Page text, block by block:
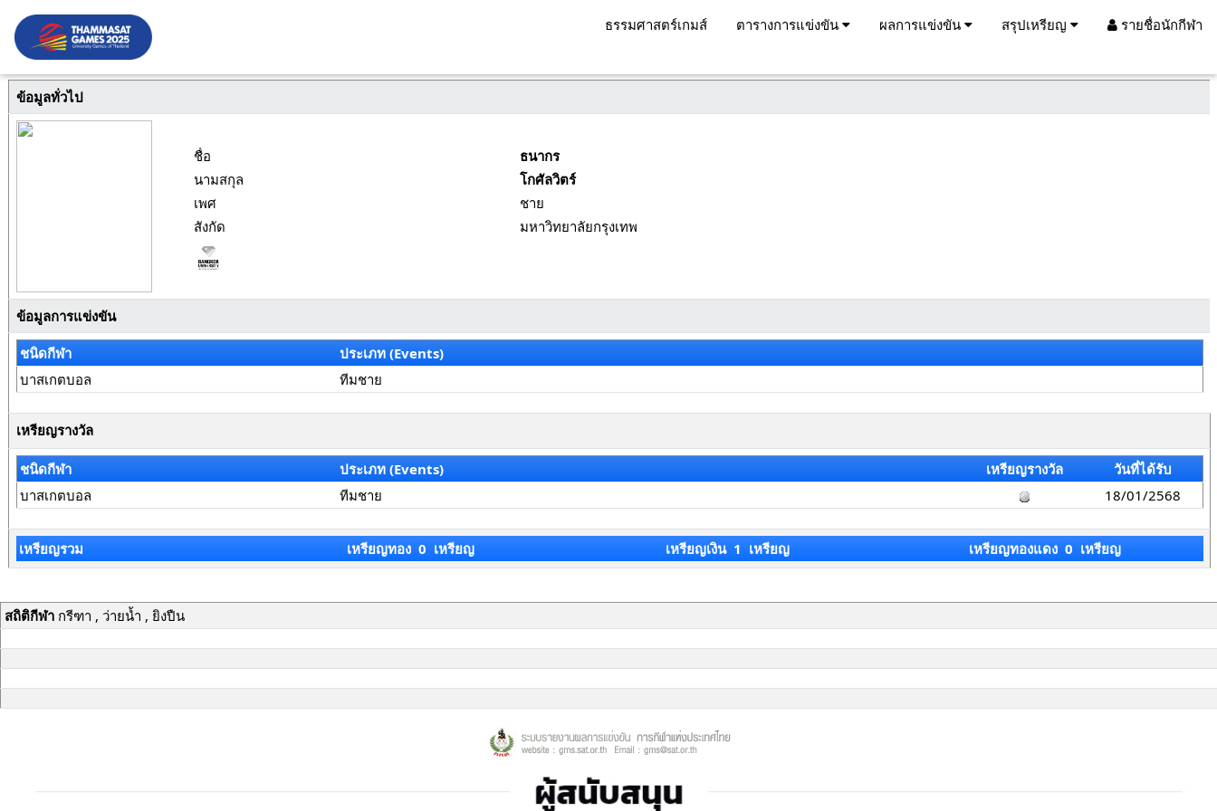
ธรรมศาสตร์เกมส์ ตารางการแข่งขัน ผลการแข่งขัน สรุปเหรียญ รายชื่อนักกีฬา
ข้อมูลทั่วไป
ชื่อ
ธนากร
นามสกุล
โกศัลวิตร์
เพศ
ชาย
สังกัด
มหาวิทยาลัยกรุงเทพ
ข้อมูลการแข่งขัน
ชนิดกีฬา
ประเภท (Events)
บาสเกตบอล
ทีมชาย
เหรียญรางวัล
ชนิดกีฬา ประเภท (Events) เหรียญรางวัล
วันที่ได้รับ
บาสเกตบอล
ทีมชาย 18/01/2568
เหรียญรวม เหรียญทอง 0 เหรียญ เหรียญเงิน 1 เหรียญ เหรียญทองแดง 0 เหรียญ
สถิติกีฬากรีฑา , ว่ายน้ำ , ยิงปืน